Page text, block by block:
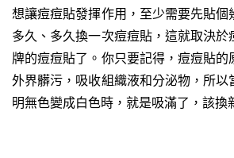
想讓痘痘貼發揮作用，至少需要先貼個
多久、多久換一次痘痘貼，這就取決
牌的痘痘貼了。你只要記得，痘痘貼
外界髒污，吸收組織液和分泌物，所以
明無色變成白色時，就是吸滿了，該換